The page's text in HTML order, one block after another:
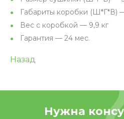
Габариты коробки (Ш*Г*В)
Вес с коробкой — 9,9 кг
Гарантия — 24 мес.
Назад
Нужна